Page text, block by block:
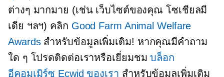
ต่างๆ มากมาย (เช่น เว็บไซต์ของคุณ โซเชียลมี
เดีย ฯลฯ) คลิก Good Farm Animal Welfare
Awardsสำหรับข้อมูลเพิ่มเติม! หากคุณมีคำถาม
ใด ๆ โปรดติดต่อเราหรือเยี่ยมชมบล็อก
อีคอมเมิร์ซ Ecwid ของเรา สำหรับข้อมูลเพิ่มเติม